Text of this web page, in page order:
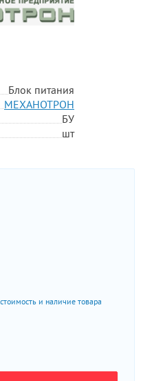
Блок питания
МЕХАНОТРОН
БУ
шт
и наличие товара